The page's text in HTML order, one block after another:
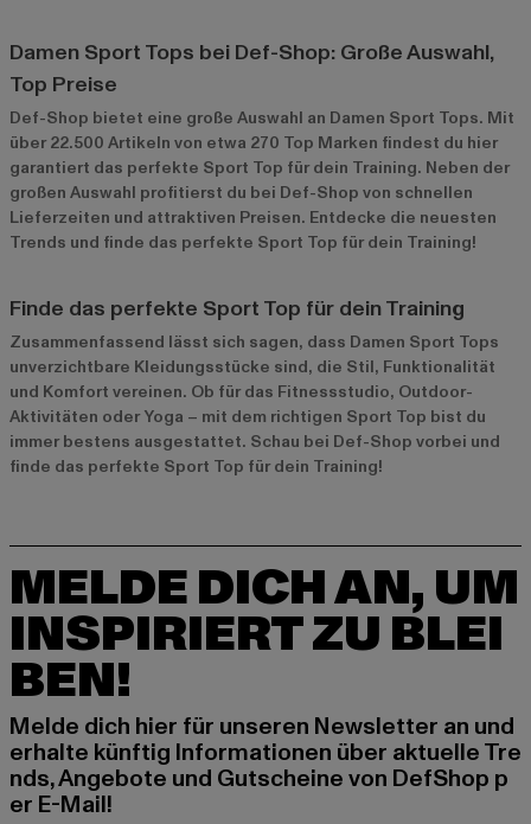
Damen Sport Tops bei Def-Shop: Große Auswahl,
Top Preise
Def-Shop bietet eine große Auswahl an Damen Sport Tops. Mit
über 22.500 Artikeln von etwa 270 Top Marken findest du hier
garantiert das perfekte Sport Top für dein Training. Neben der
großen Auswahl profitierst du bei Def-Shop von schnellen
Lieferzeiten und attraktiven Preisen. Entdecke die neuesten
Trends und finde das perfekte Sport Top für dein Training!
Finde das perfekte Sport Top für dein Training
Zusammenfassend lässt sich sagen, dass Damen Sport Tops
unverzichtbare Kleidungsstücke sind, die Stil, Funktionalität
und Komfort vereinen. Ob für das Fitnessstudio, Outdoor-
Aktivitäten oder Yoga – mit dem richtigen Sport Top bist du
immer bestens ausgestattet. Schau bei Def-Shop vorbei und
finde das perfekte Sport Top für dein Training!
MELDE DICH AN, UM
INSPIRIERT ZU BLEI
BEN!
Melde dich hier für unseren Newsletter an und
erhalte künftig Informationen über aktuelle Tre
nds, Angebote und Gutscheine von DefShop p
er E-Mail!